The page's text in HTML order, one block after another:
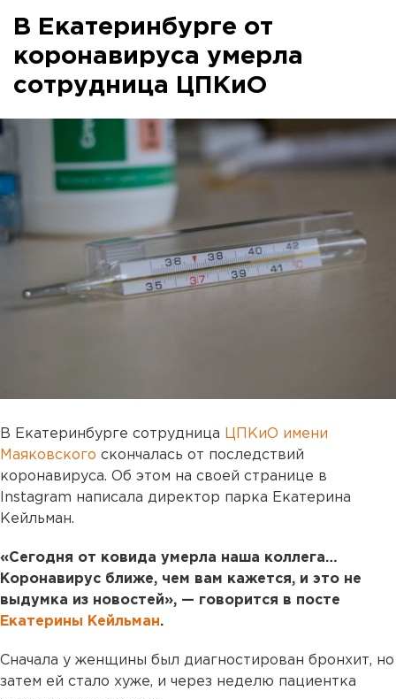
В Екатеринбурге от
коронавируса умерла
сотрудница ЦПКиО
В Екатеринбурге сотрудница ЦПКиО имени
Маяковского скончалась от последствий
коронавируса. Об этом на своей странице в
Instagram написала директор парка Екатерина
Кейльман.
«Сегодня от ковида умерла наша коллега…
Коронавирус ближе, чем вам кажется, и это не
выдумка из новостей», — говорится в посте
Екатерины Кейльман.
Сначала у женщины был диагностирован бронхит, но
затем ей стало хуже, и через неделю пациентка